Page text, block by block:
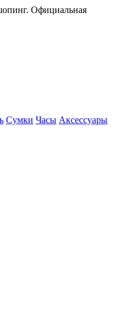
Официальная
Сумки Часы Аксессуары